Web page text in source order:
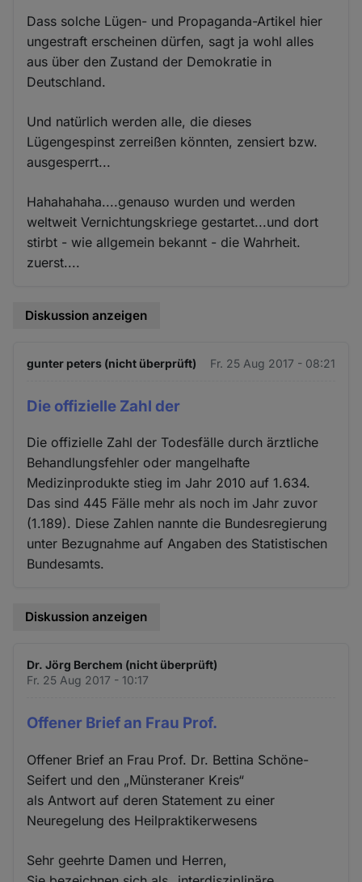
Dass solche Lügen- und Propaganda-Artikel hier
ungestraft erscheinen dürfen, sagt ja wohl alles
aus über den Zustand der Demokratie in
Deutschland.
Und natürlich werden alle, die dieses
Lügengespinst zerreißen könnten, zensiert bzw.
ausgesperrt...
Hahahahaha....genauso wurden und werden
weltweit Vernichtungskriege gestartet...und dort
stirbt - wie allgemein bekannt - die Wahrheit.
zuerst....
Diskussion anzeigen
gunter peters (nicht überprüft) Fr. 25 Aug 2017 - 08:21
Die offizielle Zahl der
Die offizielle Zahl der Todesfälle durch ärztliche
Behandlungsfehler oder mangelhafte
Medizinprodukte stieg im Jahr 2010 auf 1.634.
Das sind 445 Fälle mehr als noch im Jahr zuvor
(1.189). Diese Zahlen nannte die Bundesregierung
unter Bezugnahme auf Angaben des Statistischen
Bundesamts.
Diskussion anzeigen
Dr. Jörg Berchem (nicht überprüft)
Fr. 25 Aug 2017 - 10:17
Offener Brief an Frau Prof.
Offener Brief an Frau Prof. Dr. Bettina Schöne-
Seifert und den „Münsteraner Kreis“
als Antwort auf deren Statement zu einer
Neuregelung des Heilpraktikerwesens
Sehr geehrte Damen und Herren,